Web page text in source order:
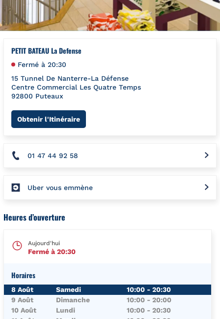
PETIT BATEAU La Defense
Fermé à 20:30
15 Tunnel De Nanterre-La Défense
Centre Commercial Les Quatre Temps
92800 Puteaux
Obtenir l'ItinéraireLink Opens in New Tab
01 47 44 92 58
Uber vous emmène
Heures d’ouverture
Aujourd'hui
Fermé à 20:30
Horaires
Jour de la SemaineHoraires
8 Août Samedi 10:00 - 20:30
9 Août
Dimanche 10:00 - 20:00
10 Août
Lundi 10:00 - 20:30